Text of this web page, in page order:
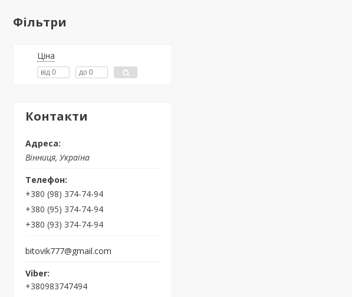
Фільтри
Ціна
Контакти
Вінниця, Україна
+380 (98) 374-74-94
+380 (95) 374-74-94
+380 (93) 374-74-94
bitovik777@gmail.com
+380983747494